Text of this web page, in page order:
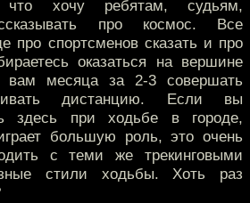
что хочу ребятам, судьям,
про космос. Все
про спортсменов сказать и про
оказаться на вершине
вам месяца за 2-3 совершать
дистанцию. Если вы
здесь при ходьбе в городе,
большую роль, это очень
с теми же трекинговыми
стили ходьбы. Хоть раз